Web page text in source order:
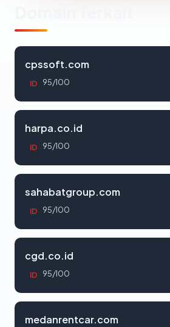
cpssoft.com
ID 95/100
harpa.co.id
ID 95/100
sahabatgroup.com
ID 95/100
cgd.co.id
ID 95/100
medanrentcar.com